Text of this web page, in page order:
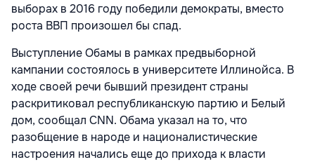
выборах в 2016 году победили демократы, вместо
роста ВВП произошел бы спад.
Выступление Обамы в рамках предвыборной
кампании состоялось в университете Иллинойса. В
ходе своей речи бывший президент страны
раскритиковал республиканскую партию и Белый
дом, сообщал CNN. Обама указал на то, что
разобщение в народе и националистические
настроения начались еще до прихода к власти